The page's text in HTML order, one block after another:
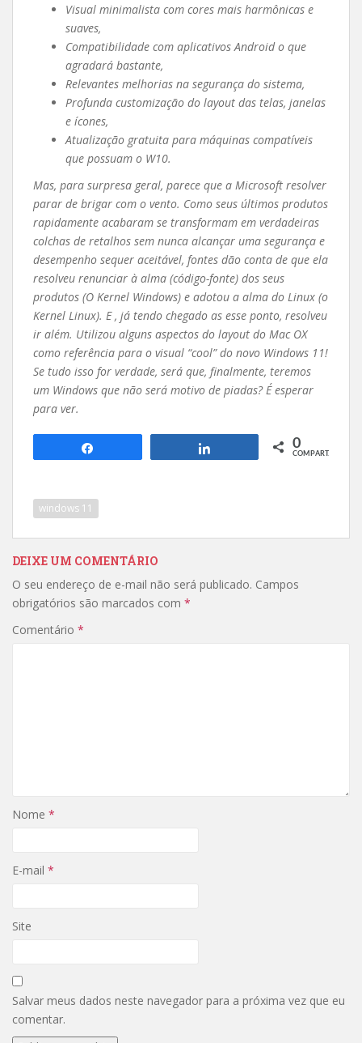
Visual minimalista com cores mais harmônicas e
suaves,
Compatibilidade com aplicativos Android o que
agradará bastante,
Relevantes melhorias na segurança do sistema,
Profunda customização do layout das telas, janelas
e ícones,
Atualização gratuita para máquinas compatíveis
que possuam o W10.
Mas, para surpresa geral, parece que a Microsoft resolver
parar de brigar com o vento. Como seus últimos produtos
rapidamente acabaram se transformam em verdadeiras
colchas de retalhos sem nunca alcançar uma segurança e
desempenho sequer aceitável, fontes dão conta de que ela
resolveu renunciar à alma (código-fonte) dos seus
produtos (O Kernel Windows) e adotou a alma do Linux (o
Kernel Linux). E , já tendo chegado as esse ponto, resolveu
ir além. Utilizou alguns aspectos do layout do Mac OX
como referência para o visual “cool” do novo Windows 11!
Se tudo isso for verdade, será que, finalmente, teremos
um Windows que não será motivo de piadas? É esperar
para ver.
Compartilhar 0
COMPART.
windows 11
DEIXE UM COMENTÁRIO
O seu endereço de e-mail não será publicado. Campos
obrigatórios são marcados com *
Comentário *
Nome *
E-mail *
Site
Salvar meus dados neste navegador para a próxima vez que eu
comentar.